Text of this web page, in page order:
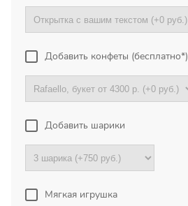
вовремя. Остаюсь Вашим
клиентом!
Тамара
Гидроторф,
Нижегороская
область
герберами оказался очень
красивый! Цветы свежие !
Добавить конфеты (бесплатно*)
Добавить шарики
Мягкая игрушка